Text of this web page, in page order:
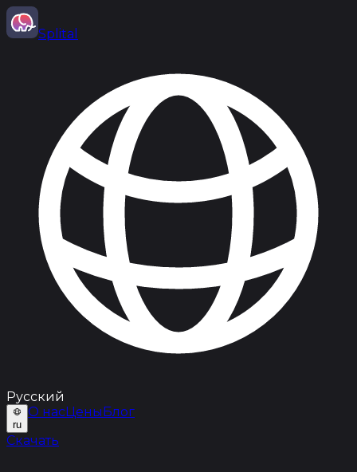
Splital
Русский
ru
О насЦеныБлог
Скачать